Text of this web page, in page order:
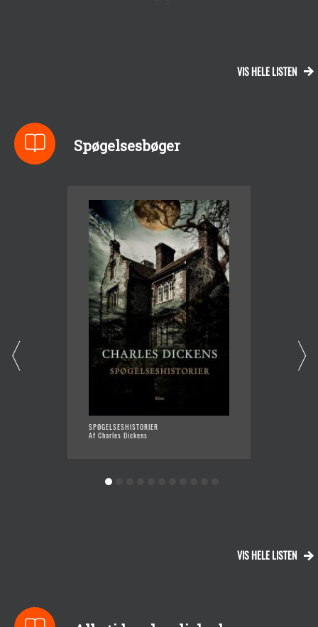
VIS HELE LISTEN
Spøgelsesbøger
SPØGELSESHISTORIER
Af Charles Dickens
VIS HELE LISTEN